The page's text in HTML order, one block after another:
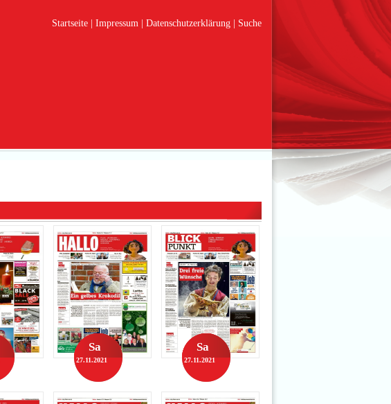
Startseite
Impressum Datenschutzerklärung Suche
Sa
27.11.2021
Sa
27.11.2021